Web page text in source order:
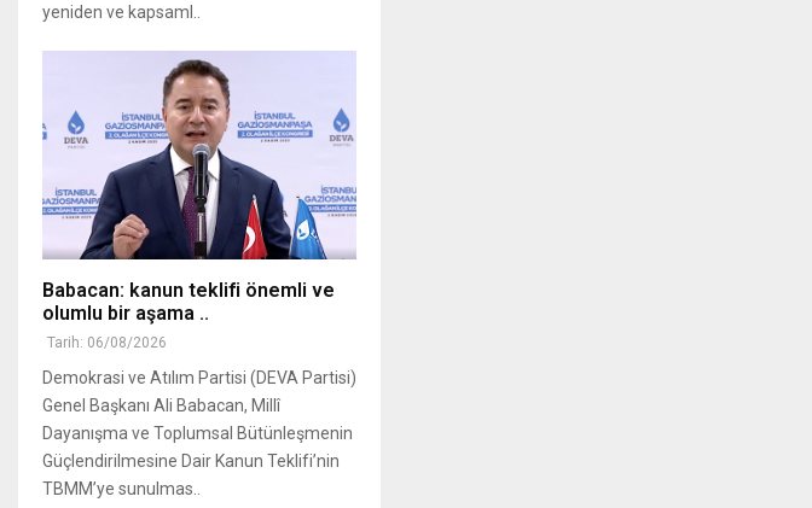
yeniden ve kapsaml..
Babacan: kanun teklifi önemli ve
olumlu bir aşama ..
Tarih: 06/08/2026
Demokrasi ve Atılım Partisi (DEVA Partisi)
Genel Başkanı Ali Babacan, Millî
Dayanışma ve Toplumsal Bütünleşmenin
Güçlendirilmesine Dair Kanun Teklifi’nin
TBMM’ye sunulmas..